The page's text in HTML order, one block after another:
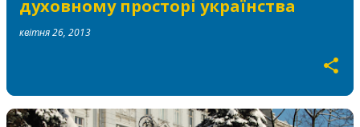
духовному просторі українства
квітня 26, 2013